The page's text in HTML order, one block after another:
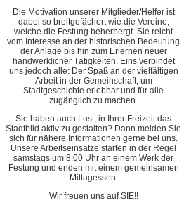
Die Motivation unserer Mitglieder/Helfer ist
dabei so breitgefächert wie die Vereine,
welche die Festung beherbergt. Sie reicht
vom Interesse an der historischen Bedeutung
der Anlage bis hin zum Erlernen neuer
handwerklicher Tätigkeiten. Eins verbindet
uns jedoch alle: Der Spaß an der vielfältigen
Arbeit in der Gemeinschaft, um
Stadtgeschichte erlebbar und für alle
zugänglich zu machen.
Sie haben auch Lust, in Ihrer Freizeit das
Stadtbild aktiv zu gestalten? Dann melden Sie
sich für nähere Informationen gerne bei uns.
Unsere Arbeitseinsätze starten in der Regel
samstags um 8:00 Uhr an einem Werk der
Festung und enden mit einem gemeinsamen
Mittagessen.
Wir freuen uns auf SIE!!